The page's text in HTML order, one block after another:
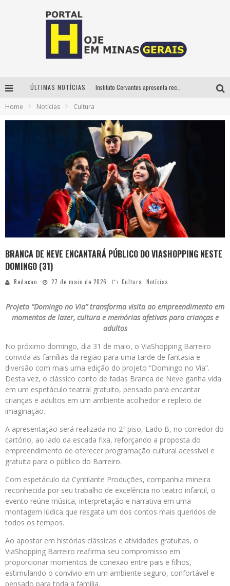
ÚLTIMAS NOTÍCIAS
Home Notícias Cultura
BRANCA DE NEVE ENCANTARÁ PÚBLICO DO VIASHOPPING NESTE
DOMINGO (31)
Redacao 27 de maio de 2026 Cultura, Notícias
Projeto “Domingo no Via” transforma visita ao empreendimento em
momentos de lazer, cultura e memórias afetivas para crianças e
adultos
No próximo domingo, dia 31 de maio, o ViaShopping Barreiro
convida as famílias da região para uma tarde de fantasia e
diversão com mais uma edição do projeto “Domingo no Via”.
Desta vez, o clássico conto de fadas Branca de Neve ganha vida
em um espetáculo teatral gratuito, pensado para encantar
crianças e adultos em um ambiente acolhedor e repleto de
imaginação.
A apresentação será realizada no 2º piso, Lado B, no corredor do
cartório, ao lado da escada fixa, reforçando a proposta do
empreendimento de oferecer programação cultural acessível e
gratuita para o público do Barreiro.
Com espetáculo da Cyntilante Produções, companhia mineira
reconhecida por seu trabalho de excelência no teatro infantil, o
evento reúne música, interpretação e narrativa em uma
montagem lúdica que resgata um dos contos mais queridos de
todos os tempos.
Ao apostar em histórias clássicas e atividades gratuitas, o
ViaShopping Barreiro reafirma seu compromisso em
proporcionar momentos de conexão entre pais e filhos,
estimulando o convívio em um ambiente seguro, confortável e
pensado para toda a família.